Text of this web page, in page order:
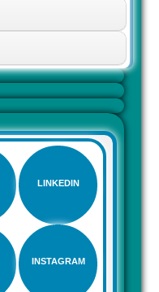
LINKEDIN
INSTAGRAM